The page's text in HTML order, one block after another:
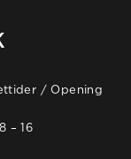
/ Opening
– 16